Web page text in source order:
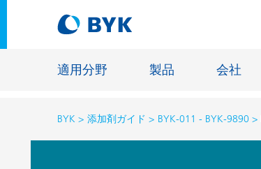
適用分野 製品 会社
適用分野別の推奨製品
BYK 添加剤ガイド BYK-011 - BYK-9890